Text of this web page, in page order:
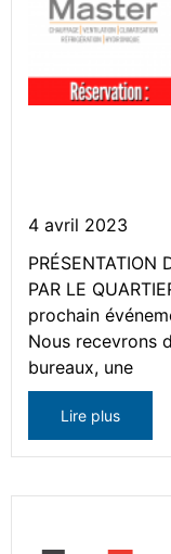
4 avril 2023
PRÉSENTATION
PAR LE
prochain
Nous recevrons
bureaux, une
Lire plus